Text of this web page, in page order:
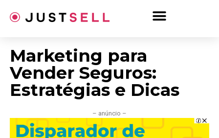
para
Marketing para
Vender Seguros:
Estratégias e Dicas
– anúncio –